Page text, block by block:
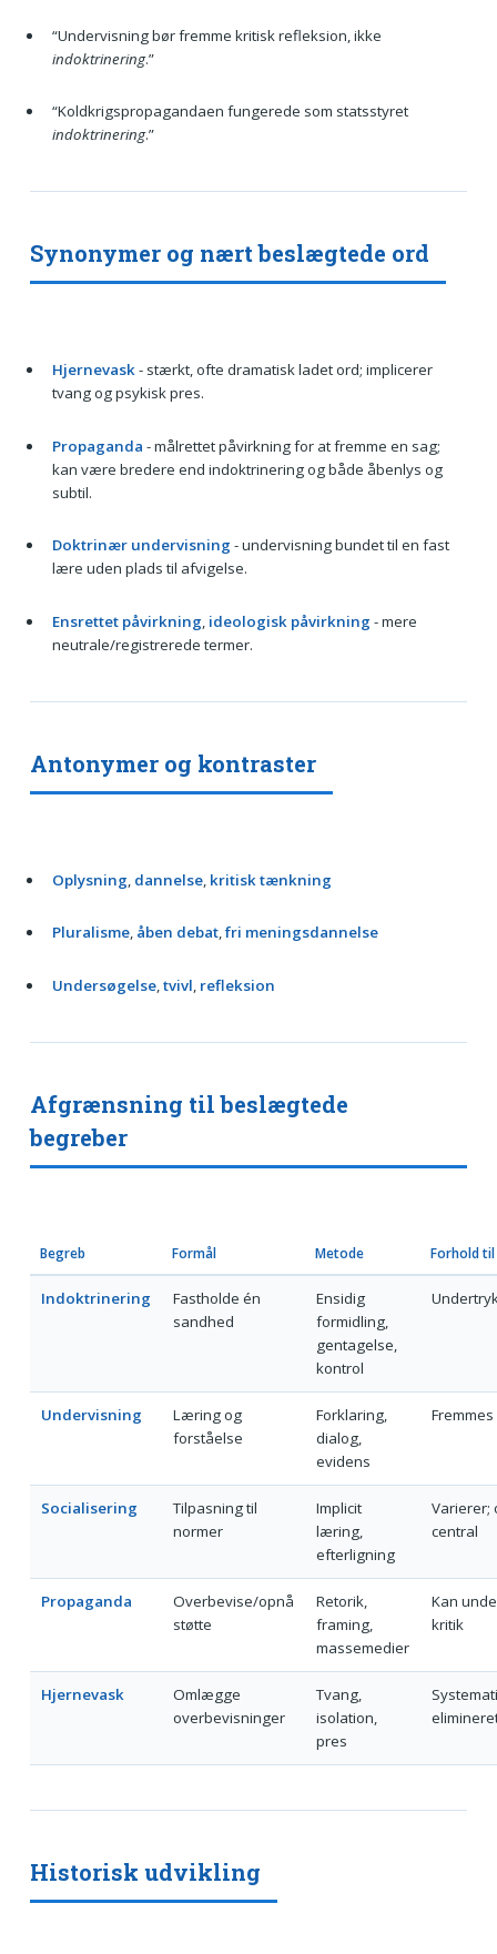
“Undervisning bør fremme kritisk refleksion, ikke
indoktrinering.”
“Koldkrigspropagandaen fungerede som statsstyret
indoktrinering.”
Synonymer og nært beslægtede ord
Hjernevask- stærkt, ofte dramatisk ladet ord; implicerer
tvang og psykisk pres.
Propaganda - målrettet påvirkning for at fremme en sag;
kan være bredere end indoktrinering og både åbenlys og
subtil.
Doktrinær undervisning - undervisning bundet til en fast
lære uden plads til afvigelse.
Ensrettet påvirkning, ideologisk påvirkning - mere
neutrale/registrerede termer.
Antonymer og kontraster
Oplysning, dannelse, kritisk tænkning
Pluralisme, åben debat,fri meningsdannelse
Undersøgelse,tvivl, refleksion
Afgrænsning til beslægtede
begreber
Begreb Formål Metode Forhold
Indoktrinering
Fastholde én
sandhed
Ensidig
formidling,
gentagelse,
kontrol
Undervisning
Læring og
forståelse
Forklaring,
dialog,
evidens
Socialisering
Tilpasning til
normer
Implicit
læring,
efterligning
Varierer;
central
Propaganda
Overbevise/opnå
støtte
Retorik,
framing,
massemedier
Kan
kritik
Hjernevask
Omlægge
overbevisninger
Tvang,
isolation,
pres
Historisk udvikling